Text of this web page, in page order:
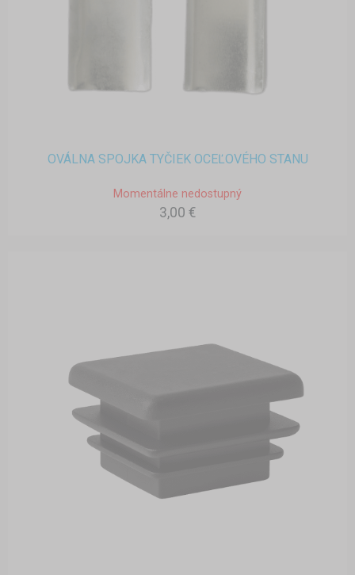
OVÁLNA SPOJKA TYČIEK OCEĽOVÉHO STANU
Momentálne nedostupný
3,00 €